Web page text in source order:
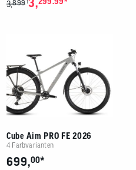
3,899 13, *
Cube Aim PRO FE 2026
4 Farbvarianten
699,00*